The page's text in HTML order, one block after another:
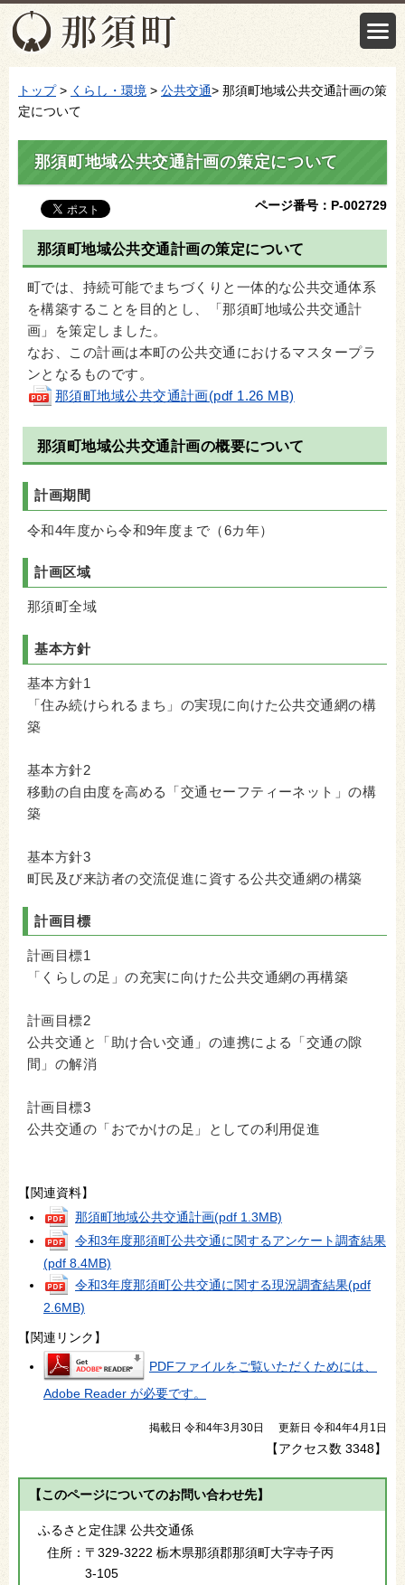
トップ> くらし・環境 > 公共交通> 那須町地域公共交通計画の策
定について
那須町地域公共交通計画の策定について
ページ番号：P-002729
那須町地域公共交通計画の策定について
町では、持続可能でまちづくりと一体的な公共交通体系
を構築することを目的とし、「那須町地域公共交通計
画」を策定しました。
なお、この計画は本町の公共交通におけるマスタープラ
ンとなるものです。
那須町地域公共交通計画(pdf 1.26 MB)
那須町地域公共交通計画の概要について
計画期間
令和4年度から令和9年度まで（6カ年）
計画区域
那須町全域
基本方針
基本方針1
「住み続けられるまち」の実現に向けた公共交通網の構
築
基本方針2
移動の自由度を高める「交通セーフティーネット」の構
築
基本方針3
町民及び来訪者の交流促進に資する公共交通網の構築
計画目標
計画目標1
「くらしの足」の充実に向けた公共交通網の再構築
計画目標2
公共交通と「助け合い交通」の連携による「交通の隙
間」の解消
計画目標3
公共交通の「おでかけの足」としての利用促進
【関連資料】
那須町地域公共交通計画(pdf 1.3MB)
令和3年度那須町公共交通に関するアンケート調査結果
(pdf 8.4MB)
令和3年度那須町公共交通に関する現況調査結果(pdf
2.6MB)
【関連リンク】
PDFファイルをご覧いただくためには、
Adobe Reader が必要です。
掲載日 令和4年3月30日 更新日 令和4年4月1日
【アクセス数 3348】
【このページについてのお問い合わせ先】
ふるさと定住課 公共交通係
住所： 〒329-3222 栃木県那須郡那須町大字寺子丙
3-105